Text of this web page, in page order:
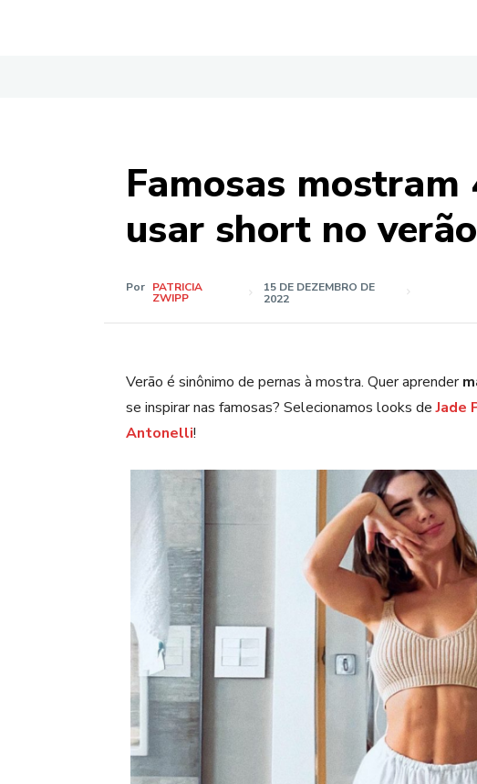
Famosas mostram
usar short no verão
Por PATRICIA
ZWIPP
15 DE DEZEMBRO DE
2022
Verão é sinônimo de pernas à mostra. Quer aprender
se inspirar nas famosas? Selecionamos looks deJade
Antonelli!